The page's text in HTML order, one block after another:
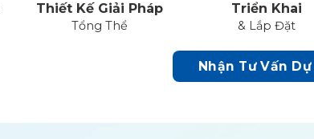
Thiết Kế Giải Pháp
Tổng Thể
Triển Khai
& Lắp Đặt
Nhận Tư Vấn Dự